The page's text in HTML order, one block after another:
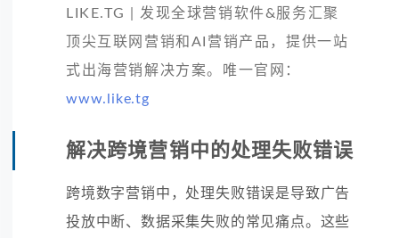
LIKE.TG | 发现全球营销软件&服务汇聚
顶尖互联网营销和AI营销产品，提供一站
式出海营销解决方案。唯一官网：
www.like.tg
解决跨境营销中的处理失败错误
跨境数字营销中，处理失败错误是导致广告
投放中断、数据采集失败的常见痛点。这些